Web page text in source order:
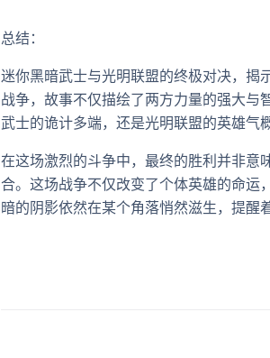
总结：
迷你黑暗武士与光明联盟的终极对决，揭
战争，故事不仅描绘了两方力量的强大
武士的诡计多端，还是光明联盟的英雄气
在这场激烈的斗争中，最终的胜利并非意
合。这场战争不仅改变了个体英雄的命运
暗的阴影依然在某个角落悄然滋生，提醒